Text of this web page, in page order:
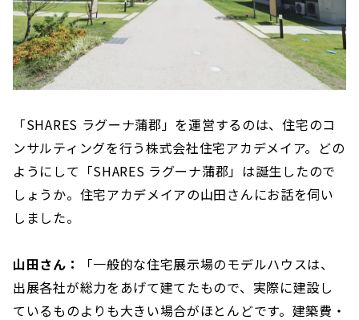
「SHARES ラグーナ蒲郡」を運営するのは、住宅のコ
ンサルティングを行う株式会社住宅アカデメイア。どの
ようにして「SHARES ラグーナ蒲郡」は誕生したので
しょうか。住宅アカデメイアの山田さんにお話を伺い
しました。
山田さん：
「一般的な住宅展示場のモデルハウスは、
出展各社が総力をあげて建てたもので、実際に建設し
ているものよりも大きい場合がほとんどです。建築費・